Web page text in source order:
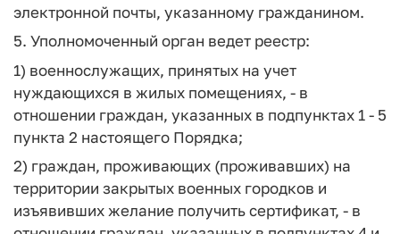
электронной почты, указанному гражданином.
5. Уполномоченный орган ведет реестр:
1) военнослужащих, принятых на учет
нуждающихся в жилых помещениях, - в
отношении граждан, указанных в подпунктах 1 - 5
пункта 2 настоящего Порядка;
2) граждан, проживающих (проживавших) на
территории закрытых военных городков и
изъявивших желание получить сертификат, - в